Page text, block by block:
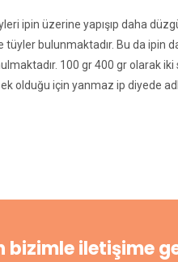
ipin üzerine yapışıp daha
tüyler bulunmaktadır. Bu da ipin
100 gr 400 gr olarak
olduğu için yanmaz ip diyede
bizimle iletişime